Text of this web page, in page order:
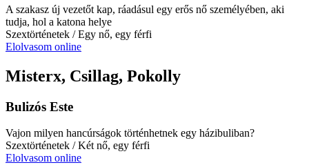
A szakasz új vezetőt kap, ráadásul egy erős nő személyében, aki
tudja, hol a katona helye
Szextörténetek / Egy nő, egy férfi
Elolvasom online
Misterx, Csillag, Pokolly
Bulizós Este
Vajon milyen hancúrságok történhetnek egy házibuliban?
Szextörténetek / Két nő, egy férfi
Elolvasom online